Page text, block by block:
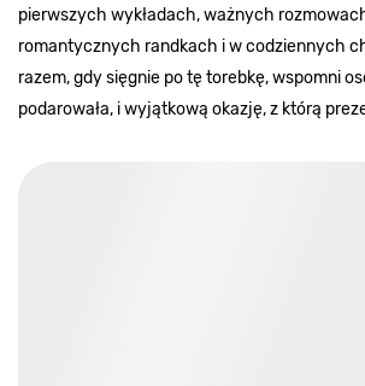
pierwszych wykładach, ważnych
romantycznych randkach i w codziennych
razem, gdy sięgnie po tę torebkę, wspomni
podarowała, i wyjątkową okazję, z którą